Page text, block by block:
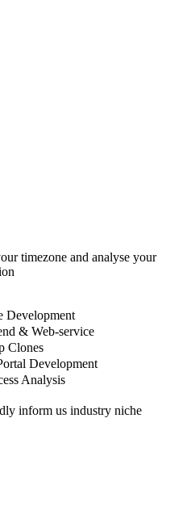
timezone and analyse your
Development
& Web-service
Clones
Development
Analysis
inform us industry niche